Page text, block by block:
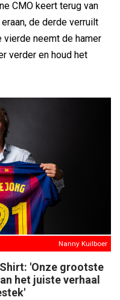
CMO keert terug van
de derde verruilt
neemt de hamer
verder en houd het
Nanny Kuilboer
'Onze grootste
het juiste verhaal